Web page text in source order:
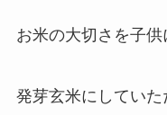
お米の大切さを子供
発芽玄米にしていた